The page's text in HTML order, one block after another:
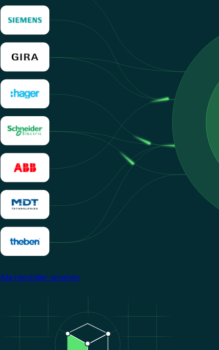
Alle Hersteller ansehen